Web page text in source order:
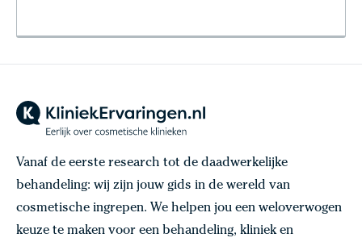
Vanaf de eerste research tot de daadwerkelijke
behandeling: wij zijn jouw gids in de wereld van
cosmetische ingrepen. We helpen jou een weloverwogen
keuze te maken voor een behandeling, kliniek en